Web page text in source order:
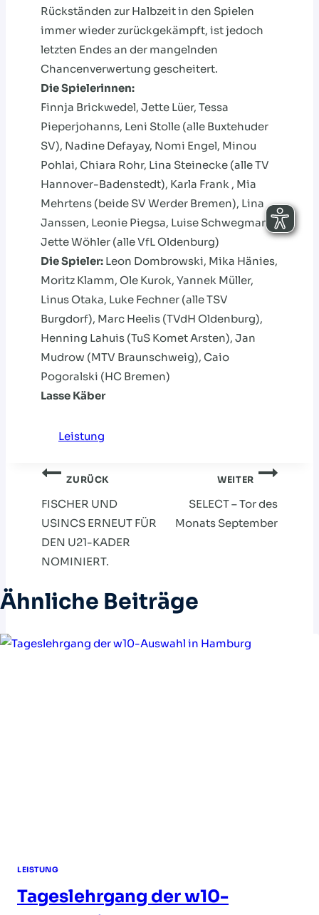
Rückständen zur Halbzeit in den Spielen
immer wieder zurückgekämpft, ist jedoch
letzten Endes an der mangelnden
Chancenverwertung gescheitert.
Die Spielerinnen:
Finnja Brickwedel, Jette Lüer, Tessa
Pieperjohanns, Leni Stolle (alle Buxtehuder
SV), Nadine Defayay, Nomi Engel, Minou
Pohlai, Chiara Rohr, Lina Steinecke (alle TV
Hannover-Badenstedt), Karla Frank , Mia
Mehrtens (beide SV Werder Bremen), Lina
Janssen, Leonie Piegsa, Luise Schwegmann,
Jette Wöhler (alle VfL Oldenburg)
Die Spieler: Leon Dombrowski, Mika Hänies,
Moritz Klamm, Ole Kurok, Yannek Müller,
Linus Otaka, Luke Fechner (alle TSV
Burgdorf), Marc Heelis (TVdH Oldenburg),
Henning Lahuis (TuS Komet Arsten), Jan
Mudrow (MTV Braunschweig), Caio
Pogoralski (HC Bremen)
Lasse Käber
Leistung
Beitragsnavigation
ZURÜCK
FISCHER UND
USINCS ERNEUT FÜR
DEN U21-KADER
NOMINIERT.
WEITER
SELECT – Tor des
Monats September
Ähnliche Beiträge
LEISTUNG
Tageslehrgang der w10-